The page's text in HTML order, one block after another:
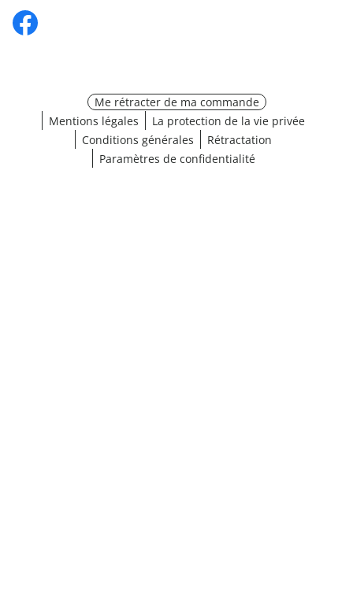
Me rétracter de ma commande
Mentions légales
La protection de la vie privée
Conditions générales
Rétractation
Paramètres de confidentialité